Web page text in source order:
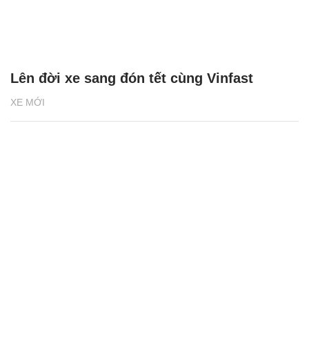
XE MỚI
Lên đời xe sang đón tết cùng Vinfast